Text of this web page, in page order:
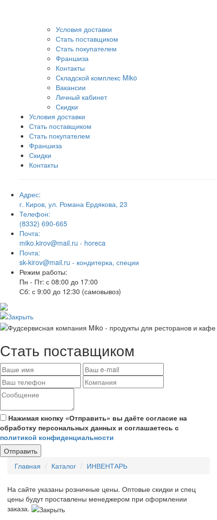
Условия доставки
Стать поставщиком
Стать покупателем
Франшиза
Контакты
Складской комплекс Miko
Вакансии
Личный кабинет
Скидки
Условия доставки
Стать поставщиком
Стать покупателем
Франшиза
Скидки
Контакты
Адрес:
г. Киров, ул. Романа Ердякова, 23
Телефон:
(8332) 690-665
Почта:
miko.kirov@mail.ru - horeca
Почта:
sk-kirov@mail.ru - кондитерка, специи
Режим работы:
Пн - Пт: с 08:00 до 17:00
Сб: с 9:00 до 12:30 (самовывоз)
Стать поставщиком
Нажимая кнопку «Отправить» вы даёте согласие на
обработку персональных данных и соглашаетесь с
политикой конфиденциальности
Отправить
Главная
Каталог ИНВЕНТАРЬ
На сайте указаны розничные цены. Оптовые скидки и спец
цены будут проставлены менеджером при оформлении
заказа.